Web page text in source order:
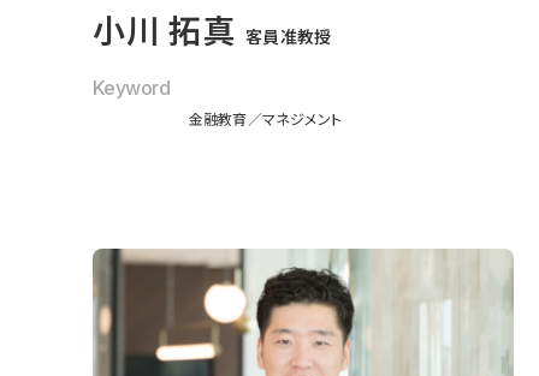
小川 拓真 客員准教授
Keyword
金融教育 マネジメント